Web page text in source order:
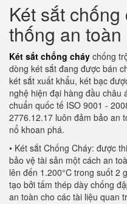
Két sắt
thống an toàn
Két sắt chống cháy chống
dòng két sắt đang được bán
két sắt xuất khẩu, két bạc
nghệ hiện đại hàng đầu châu
chuẩn quốc tế ISO 9001 -
2776.12.17 luôn đảm bảo an
nổ khoan phá.
• Két sắt Chống Cháy: được
bảo vệ tài sản một cách an
lên đến 1.200°C trong suốt 2
tạo bởi tấm thép dày chống
an toàn cho các tài liệu quan